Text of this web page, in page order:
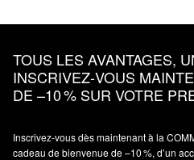
TOUS LES AVANTAGES,
INSCRIVEZ‑VOUS
DE –10 % SUR VOTRE
Inscrivez‑vous dès maintenant à la
cadeau de bienvenue de –10 %, d’un